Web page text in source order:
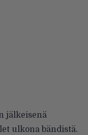
jälkeisenä
ulkona bändistä.